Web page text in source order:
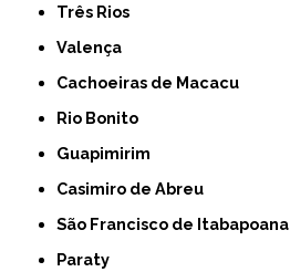
Três Rios
Valença
Cachoeiras de Macacu
Rio Bonito
Guapimirim
Casimiro de Abreu
São Francisco de Itabapoana
Paraty